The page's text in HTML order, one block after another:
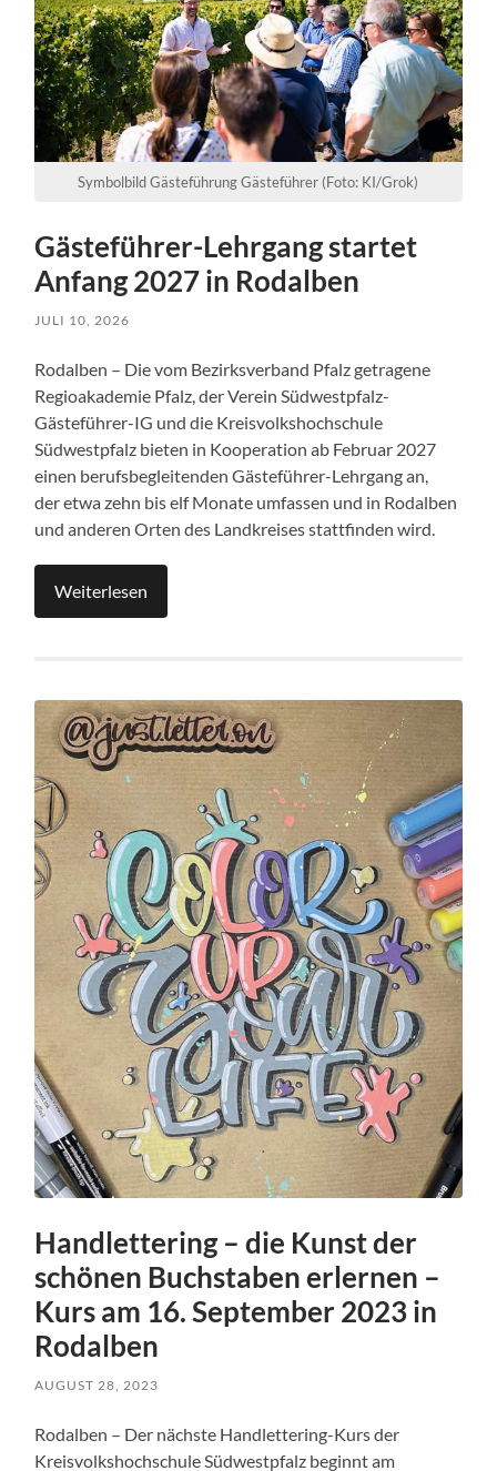
Symbolbild Gästeführung Gästeführer (Foto: KI/Grok)
Gästeführer-Lehrgang startet
Anfang 2027 in Rodalben
JULI 10, 2026
Rodalben – Die vom Bezirksverband Pfalz getragene
Regioakademie Pfalz, der Verein Südwestpfalz-
Gästeführer-IG und die Kreisvolkshochschule
Südwestpfalz bieten in Kooperation ab Februar 2027
einen berufsbegleitenden Gästeführer-Lehrgang an,
der etwa zehn bis elf Monate umfassen und in Rodalben
und anderen Orten des Landkreises stattfinden wird.
Weiterlesen
Handlettering – die Kunst der
schönen Buchstaben erlernen –
Kurs am 16. September 2023 in
Rodalben
AUGUST 28, 2023
Rodalben – Der nächste Handlettering-Kurs der
Kreisvolkshochschule Südwestpfalz beginnt am